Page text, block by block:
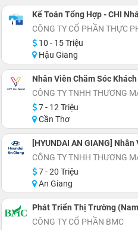
Kế Toán Tổng Hợp - CHI
CÔNG TY CỔ PHẦN THỰC
10 - 15 Triệu
Hậu Giang
Nhân Viên Chăm Sóc
CÔNG TY TNHH THƯƠNG
7 - 12 Triệu
Cần Thơ
[HYUNDAI AN GIANG]
7 - 20 Triệu
An Giang
Phát Triển Thị Trường
CÔNG TY CỔ PHẦN BMC